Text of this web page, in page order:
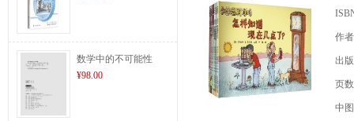
数学中的不可能性
¥98.00
作
出
页
中